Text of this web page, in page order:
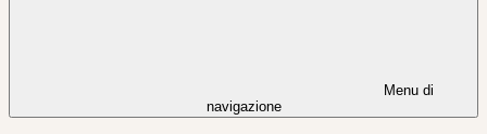
Menu di
navigazione